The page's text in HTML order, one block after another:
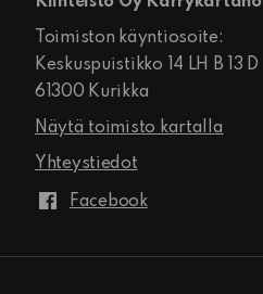
Toimiston käyntiosoite:
Keskuspuistikko 14 LH B 13 D
61300 Kurikka
Näytä toimisto kartalla
Yhteystiedot
Facebook